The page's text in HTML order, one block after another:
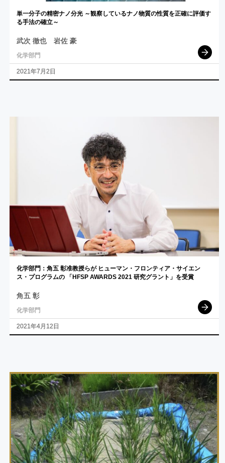
単一分子の精密ナノ分光～観察しているナノ物質の性質を正確に評価す
る手法の確立～
武次 徹也 岩佐 豪
化学部門
2021年7月2日
化学部門： 角五 彰准教授らが ヒューマン・ フロンティア・ サイエン
ス ・ プログラムの「HFSP AWARDS 2021 研究グラント」を受賞
角五 彰
化学部門
2021年4月12日